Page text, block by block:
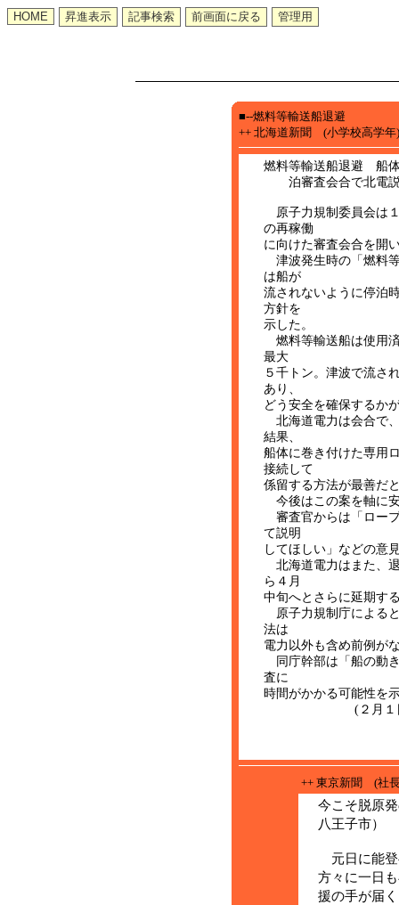
■--燃料等輸送船退避
++ 北海道新聞 (小学校高学
燃料等輸送船退避 船
泊審査会合で北電
原子力規制委員会は
の再稼働
に向けた審査会合を開
津波発生時の「燃料
は船が
流されないように停泊
方針を
示した。
燃料等輸送船は使用
最大
５千トン。津波で流さ
あり、
どう安全を確保するか
北海道電力は会合で
結果、
船体に巻き付けた専用
接続して
係留する方法が最善だ
今後はこの案を軸に
審査官からは「ロー
て説明
してほしい」などの意
北海道電力はまた、
ら４月
中旬へとさらに延期す
原子力規制庁による
法は
電力以外も含め前例が
同庁幹部は「船の動
査に
時間がかかる可能性を
(２月１日「北
++ 東京新聞 (社
今こそ脱
八王子市）
元日に能登
方々に一日
援の手が届